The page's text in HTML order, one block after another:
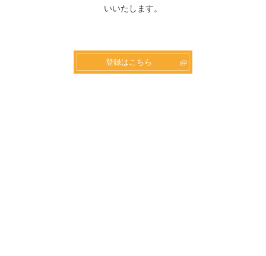
いいたします。
登録はこちら